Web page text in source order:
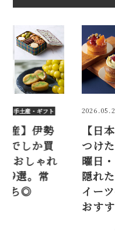
2026.05.26 手土産・ギフト
【日本橋三越】見
つけたら即買い！
曜日・日付限定の
隠れた名品9選。ス
イーツ手土産にも